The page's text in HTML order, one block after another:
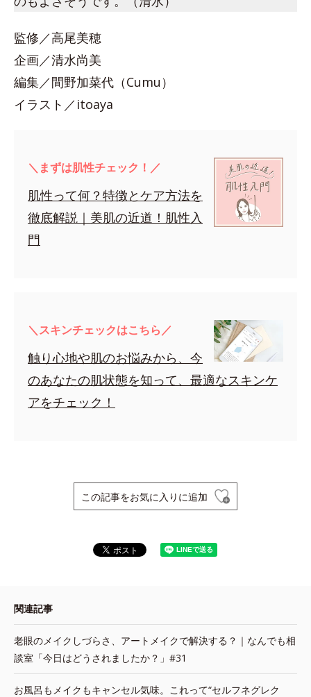
監修／高尾美穂
企画／清水尚美
編集／間野加菜代（Cumu）
イラスト／itoaya
＼まずは肌性チェック！／
肌性って何？特徴とケア方法を
徹底解説｜美肌の近道！肌性入
門
＼スキンチェックはこちら／
触り心地や肌のお悩みから、今
のあなたの肌状態を知って、最適なスキンケ
アをチェック！
この記事をお気に入りに追加
関連記事
老眼のメイクしづらさ、アートメイクで解決する？｜なんでも相
談室「今日はどうされましたか？」#31
お風呂もメイクもキャンセル気味。これって“セルフネグレク